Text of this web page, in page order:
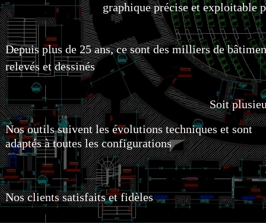
graphique précise et exploitable
Depuis plus de 25 ans, ce sont des milliers de
relevés et dessinés
Soit
Nos outils suivent les évolutions techniques et sont
adaptés à toutes les configurations
Nos clients satisfaits et fidèles